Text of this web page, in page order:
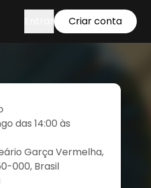
Criar conta
das 14:00 às
Garça Vermelha,
000, Brasil